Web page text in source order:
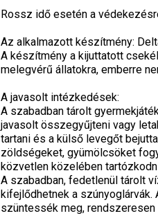
Rossz idő esetén a
Az alkalmazott készítmény:
A készítmény a kijuttatott
melegvérű állatokra, emberre
A javasolt intézkedések:
A szabadban tárolt
javasolt összegyűjteni vagy
tartani és a külső levegőt
zöldségeket, gyümölcsöket
közvetlen közelében
A szabadban, fedetlenül tárolt
kifejlődhetnek a
szüntessék meg,